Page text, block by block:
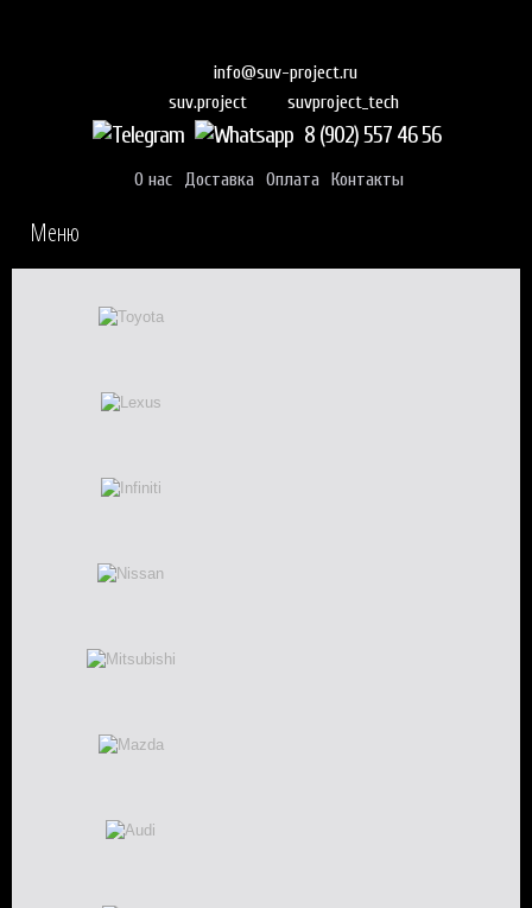
info@suv-project.ru
suv.project
suvproject_tech
8 (902) 557 46 56
О нас Доставка Оплата Контакты
Меню